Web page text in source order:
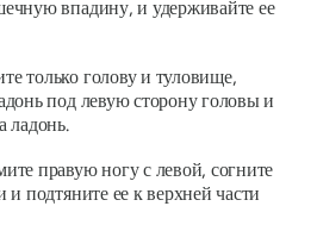
впадину, и удерживайте ее
только голову и туловище,
под левую сторону головы и
ладонь.
правую ногу с левой, согните
и подтяните ее к верхней части